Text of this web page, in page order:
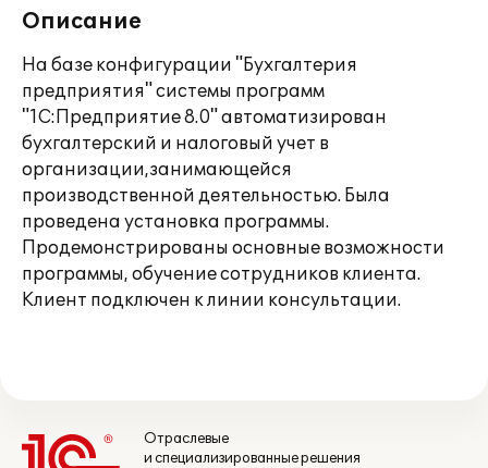
Описание
На базе конфигурации "Бухгалтерия
предприятия" системы программ
"1С:Предприятие 8.0" автоматизирован
бухгалтерский и налоговый учет в
организации,занимающейся
производственной деятельностью. Была
проведена установка программы.
Продемонстрированы основные возможности
программы, обучение сотрудников клиента.
Клиент подключен к линии консультации.
Отраслевые
и специализированные решения